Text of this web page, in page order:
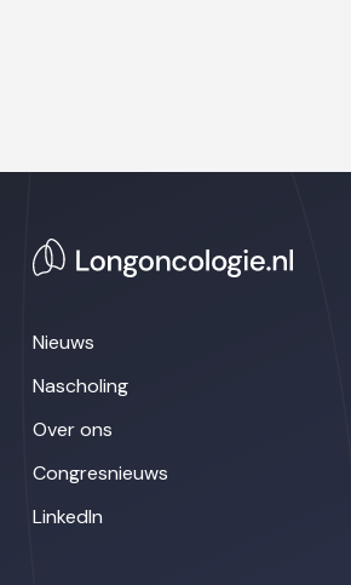
Nieuws
Nascholing
Over ons
Congresnieuws
LinkedIn